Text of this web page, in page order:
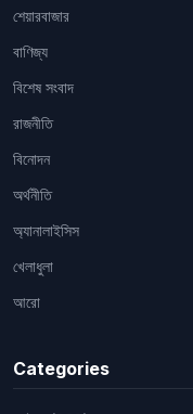
শেয়ারবাজার
বাণিজ্য
বিশেষ সংবাদ
রাজনীতি
বিনোদন
অর্থনীতি
অ্যানালাইসিস
খেলাধুলা
আরো
Categories